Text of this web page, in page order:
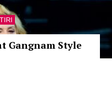
Gangnam Style